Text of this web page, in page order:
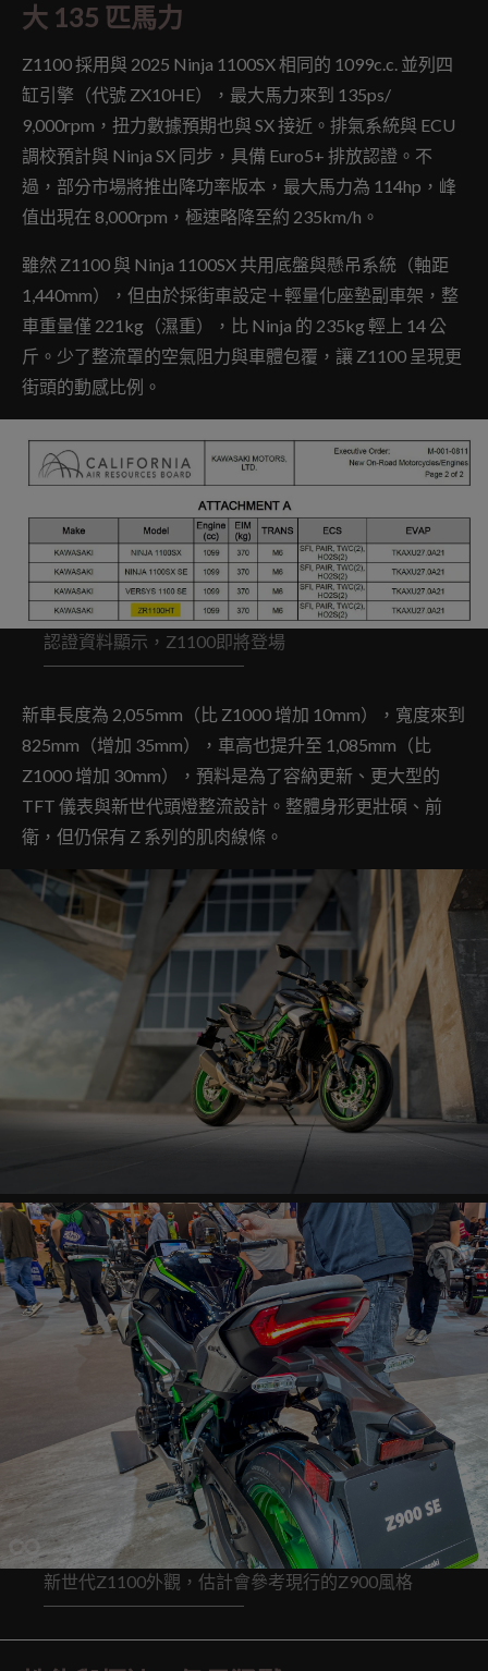
大 135 匹馬力
Z1100 採用與 2025 Ninja 1100SX 相同的 1099c.c. 並列四
缸引擎（代號 ZX10HE），最大馬力來到 135ps/
9,000rpm，扭力數據預期也與 SX 接近。排氣系統與 ECU
調校預計與 Ninja SX 同步，具備 Euro5+ 排放認證。不
過，部分市場將推出降功率版本，最大馬力為 114hp，峰
值出現在 8,000rpm，極速略降至約 235km/h。
雖然 Z1100 與 Ninja 1100SX 共用底盤與懸吊系統（軸距
1,440mm），但由於採街車設定＋輕量化座墊副車架，整
車重量僅 221kg（濕重），比 Ninja 的 235kg 輕上 14 公
斤。少了整流罩的空氣阻力與車體包覆，讓 Z1100 呈現更
街頭的動感比例。
認證資料顯示，Z1100即將登場
新車長度為 2,055mm（比 Z1000 增加 10mm），寬度來到
825mm（增加 35mm），車高也提升至 1,085mm（比
Z1000 增加 30mm），預料是為了容納更新、更大型的
TFT 儀表與新世代頭燈整流設計。整體身形更壯碩、前
衛，但仍保有 Z 系列的肌肉線條。
新世代Z1100外觀，估計會參考現行的Z900風格